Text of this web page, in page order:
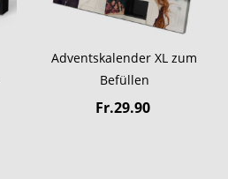
Adventskalender XL zum
Befüllen
Fr.29.90